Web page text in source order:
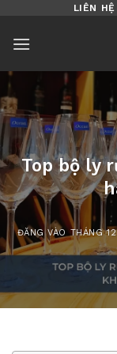
nội
dung
LIÊN
Top bộ ly
ĐĂNG VÀOTHÁNG